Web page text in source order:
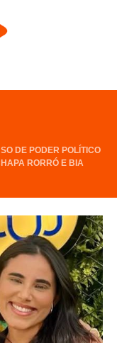
DE PODER POLÍTICO
RORRÓ E BIA